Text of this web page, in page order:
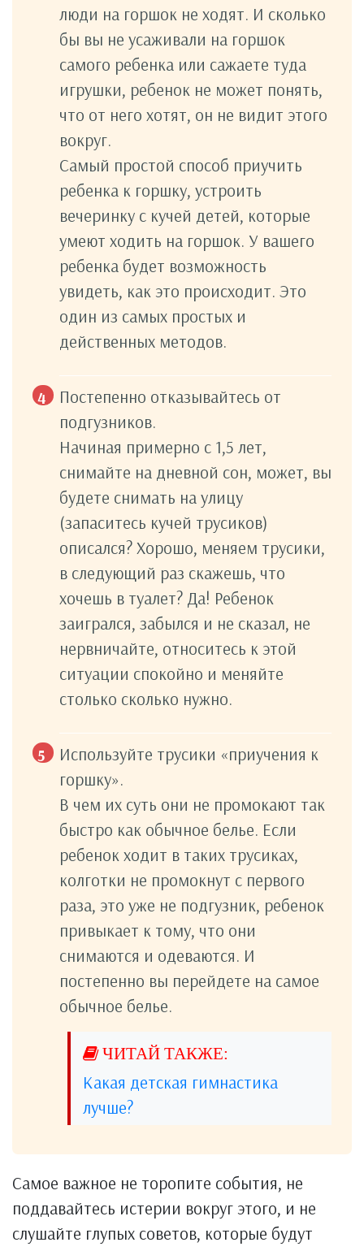
люди на горшок не ходят. И сколько
бы вы не усаживали на горшок
самого ребенка или сажаете туда
игрушки, ребенок не может понять,
что от него хотят, он не видит этого
вокруг.
Самый простой способ приучить
ребенка к горшку, устроить
вечеринку с кучей детей, которые
умеют ходить на горшок. У вашего
ребенка будет возможность
увидеть, как это происходит. Это
один из самых простых и
действенных методов.
Постепенно отказывайтесь от
подгузников.
Начиная примерно с 1,5 лет,
снимайте на дневной сон, может, вы
будете снимать на улицу
(запаситесь кучей трусиков)
описался? Хорошо, меняем трусики,
в следующий раз скажешь, что
хочешь в туалет? Да! Ребенок
заигрался, забылся и не сказал, не
нервничайте, относитесь к этой
ситуации спокойно и меняйте
столько сколько нужно.
Используйте трусики «приучения к
горшку».
В чем их суть они не промокают так
быстро как обычное белье. Если
ребенок ходит в таких трусиках,
колготки не промокнут с первого
раза, это уже не подгузник, ребенок
привыкает к тому, что они
снимаются и одеваются. И
постепенно вы перейдете на самое
обычное белье.
Какая детская гимнастика
лучше?
Самое важное не торопите события, не
поддавайтесь истерии вокруг этого, и не
слушайте глупых советов, которые будут